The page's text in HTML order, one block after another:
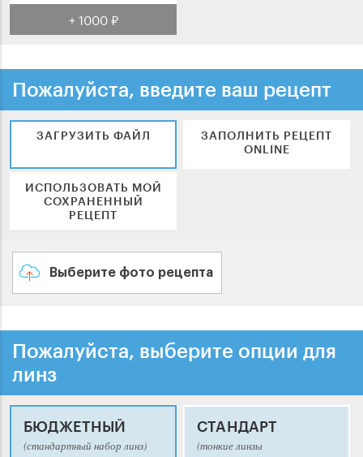
+ 1000 ₽
Пожалуйста, введите ваш рецепт
ЗАГРУЗИТЬ ФАЙЛ
ЗАПОЛНИТЬ РЕЦЕПТ
ONLINE
ИСПОЛЬЗОВАТЬ МОЙ
СОХРАНЕННЫЙ
РЕЦЕПТ
Выберите фото рецепта
Пожалуйста, выберите опции для
линз
БЮДЖЕТНЫЙ
(стандартный набор линз)
СТАНДАРТ
(тонкие линзы